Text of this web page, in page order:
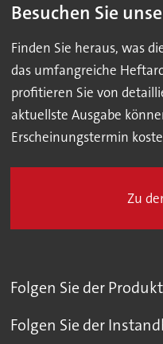
Besuchen Sie
Finden Sie heraus, was
das umfangreiche
profitieren Sie von
aktuellste Ausgabe
Erscheinungstermin
Zu
Folgen Sie der
Folgen Sie der